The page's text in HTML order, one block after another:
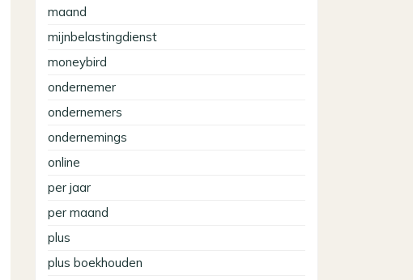
maand
mijnbelastingdienst
moneybird
ondernemer
ondernemers
ondernemings
online
per jaar
per maand
plus
plus boekhouden